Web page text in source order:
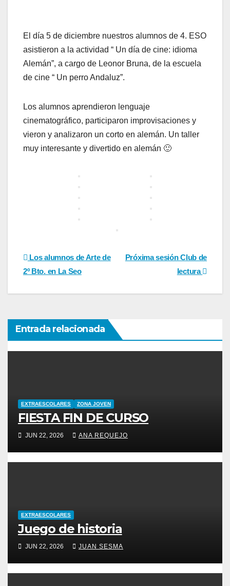
El día 5 de diciembre nuestros alumnos de 4. ESO
asistieron a la actividad “ Un día de cine: idioma
Alemán”, a cargo de Leonor Bruna, de la escuela
de cine “ Un perro Andaluz”.
Los alumnos aprendieron lenguaje
cinematográfico, participaron improvisaciones y
vieron y analizaron un corto en alemán. Un taller
muy interesante y divertido en alemán 🙂
Navegación
de
Próxima sesión Club de
lectura
Los alumnos de Arte de
2º Bto. en La Seo
Entrada relacionada
EXTRAESCOLARES ZONA JOVEN
FIESTA FIN DE CURSO
JUN 22, 2026 ANA REQUEJO
EXTRAESCOLARES
Juego de historia
JUN 22, 2026 JUAN SESMA